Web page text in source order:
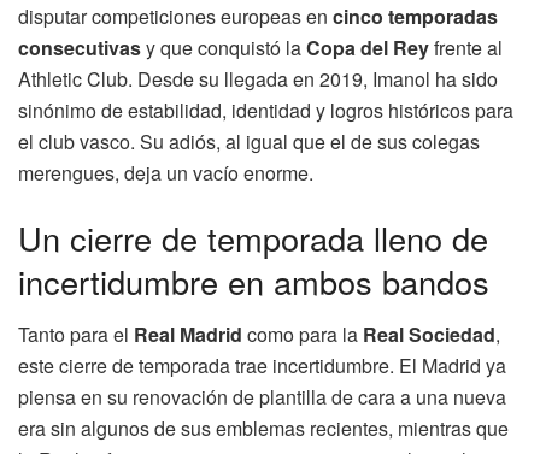
disputar competiciones europeas en cinco temporadas
consecutivasy que conquistó laCopa del Reyfrente al
Athletic Club. Desde su llegada en 2019, Imanol ha sido
sinónimo de estabilidad, identidad y logros históricos para
el club vasco. Su adiós, al igual que el de sus colegas
merengues, deja un vacío enorme.
Un cierre de temporada lleno de
incertidumbre en ambos bandos
Tanto para el Real Madrid como para la Real Sociedad,
este cierre de temporada trae incertidumbre. El Madrid ya
piensa en su renovación de plantilla de cara a una nueva
era sin algunos de sus emblemas recientes, mientras que